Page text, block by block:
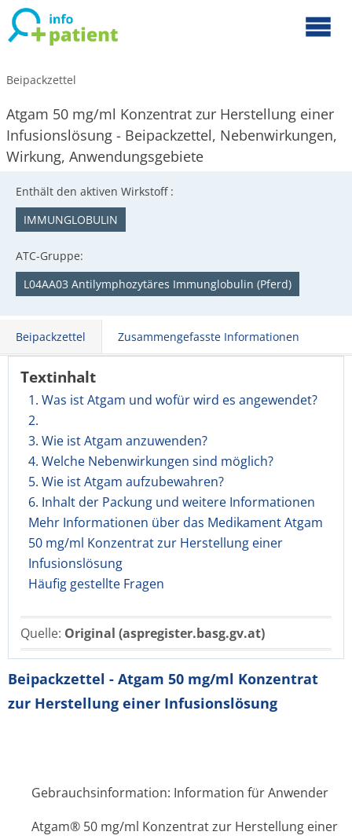
Beipackzettel
Atgam 50 mg/ml Konzentrat zur Herstellung einer
Infusionslösung - Beipackzettel, Nebenwirkungen,
Wirkung, Anwendungsgebiete
Enthält den aktiven Wirkstoff :
IMMUNGLOBULIN
ATC-Gruppe:
L04AA03 Antilymphozytäres Immunglobulin (Pferd)
Beipackzettel Zusammengefasste Informationen
Textinhalt
1. Was ist Atgam und wofür wird es angewendet?
2.
3. Wie ist Atgam anzuwenden?
4. Welche Nebenwirkungen sind möglich?
5. Wie ist Atgam aufzubewahren?
6. Inhalt der Packung und weitere Informationen
Mehr Informationen über das Medikament Atgam
50 mg/ml Konzentrat zur Herstellung einer
Infusionslösung
Häufig gestellte Fragen
Quelle: Original (aspregister.basg.gv.at)
Beipackzettel - Atgam 50 mg/ml Konzentrat
zur Herstellung einer Infusionslösung
Gebrauchsinformation: Information für Anwender
Atgam® 50 mg/ml Konzentrat zur Herstellung einer